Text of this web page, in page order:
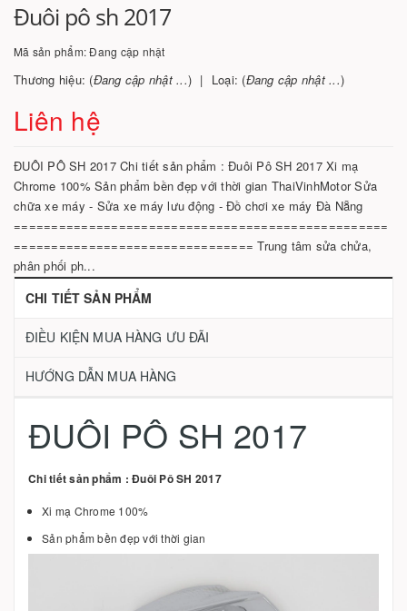
Đuôi pô sh 2017
Mã sản phẩm:Đang cập nhật
Thương hiệu: (Đang cập nhật ...) Loại: (Đang cập nhật ...)
Liên hệ
ĐUÔI PÔ SH 2017 Chi tiết sản phẩm : Đuôi Pô SH 2017 Xi mạ
Chrome 100% Sản phẩm bền đẹp với thời gian ThaiVinhMotor Sửa
chữa xe máy - Sửa xe máy lưu động - Đồ chơi xe máy Đà Nẵng
==================================================
================================ Trung tâm sửa chửa,
phân phối ph...
CHI TIẾT SẢN PHẨM
ĐIỀU KIỆN MUA HÀNG ƯU ĐÃI
HƯỚNG DẪN MUA HÀNG
ĐUÔI PÔ SH 2017
Chi tiết sản phẩm : Đuôi Pô SH 2017
Xi mạ Chrome 100%
Sản phẩm bền đẹp với thời gian